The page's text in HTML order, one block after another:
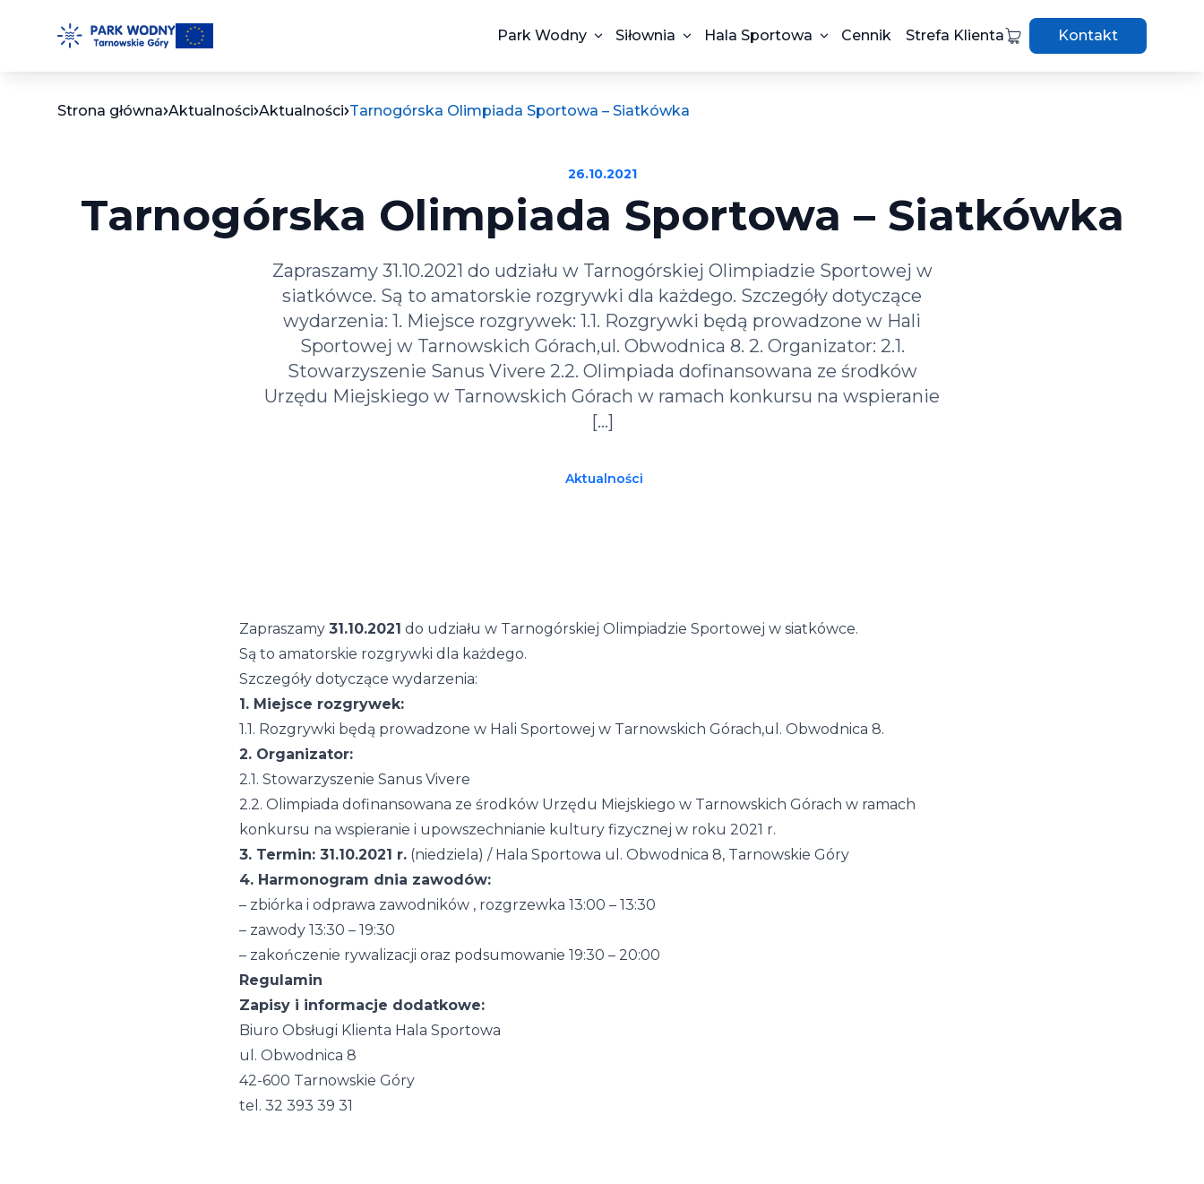
Park Wodny Siłownia Hala Sportowa Cennik Strefa Klienta Kontakt
Strona główna Aktualności Aktualności Tarnogórska Olimpiada Sportowa – Siatkówka
26.10.2021
Tarnogórska Olimpiada Sportowa – Siatkówka
Zapraszamy 31.10.2021 do udziału w Tarnogórskiej Olimpiadzie Sportowej w
siatkówce. Są to amatorskie rozgrywki dla każdego. Szczegóły dotyczące
wydarzenia: 1. Miejsce rozgrywek: 1.1. Rozgrywki będą prowadzone w Hali
Sportowej w Tarnowskich Górach,ul. Obwodnica 8. 2. Organizator: 2.1.
Stowarzyszenie Sanus Vivere 2.2. Olimpiada dofinansowana ze środków
Urzędu Miejskiego w Tarnowskich Górach w ramach konkursu na wspieranie
[…]
Aktualności
Zapraszamy 31.10.2021 do udziału w Tarnogórskiej Olimpiadzie Sportowej w siatkówce.
Są to amatorskie rozgrywki dla każdego.
Szczegóły dotyczące wydarzenia:
1. Miejsce rozgrywek:
1.1. Rozgrywki będą prowadzone w Hali Sportowej w Tarnowskich Górach,ul. Obwodnica 8.
2. Organizator:
2.1. Stowarzyszenie Sanus Vivere
2.2. Olimpiada dofinansowana ze środków Urzędu Miejskiego w Tarnowskich Górach w ramach
konkursu na wspieranie i upowszechnianie kultury fizycznej w roku 2021 r.
3. Termin: 31.10.2021 r.(niedziela) / Hala Sportowa ul. Obwodnica 8, Tarnowskie Góry
4. Harmonogram dnia zawodów:
– zbiórka i odprawa zawodników , rozgrzewka 13:00 – 13:30
– zawody 13:30 – 19:30
– zakończenie rywalizacji oraz podsumowanie 19:30 – 20:00
Regulamin
Zapisy i informacje dodatkowe:
Biuro Obsługi Klienta Hala Sportowa
ul. Obwodnica 8
42-600 Tarnowskie Góry
tel. 32 393 39 31